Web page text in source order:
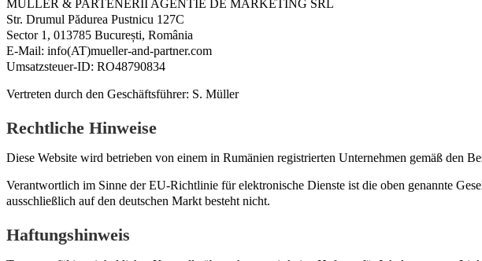
MULLER & PARTENERII AGENTIE DE MARKETING SRL
Str. Drumul Pădurea Pustnicu 127C
Sector 1, 013785 București, România
E-Mail: info(AT)mueller-and-partner.com
Umsatzsteuer-ID: RO48790834
Vertreten durch den Geschäftsführer: S. Müller
Rechtliche Hinweise
Diese Website wird betrieben von einem in Rumänien registrierten Unternehmen gemäß den
Verantwortlich im Sinne der EU-Richtlinie für elektronische Dienste ist die oben genannte
ausschließlich auf den deutschen Markt besteht nicht.
Haftungshinweis